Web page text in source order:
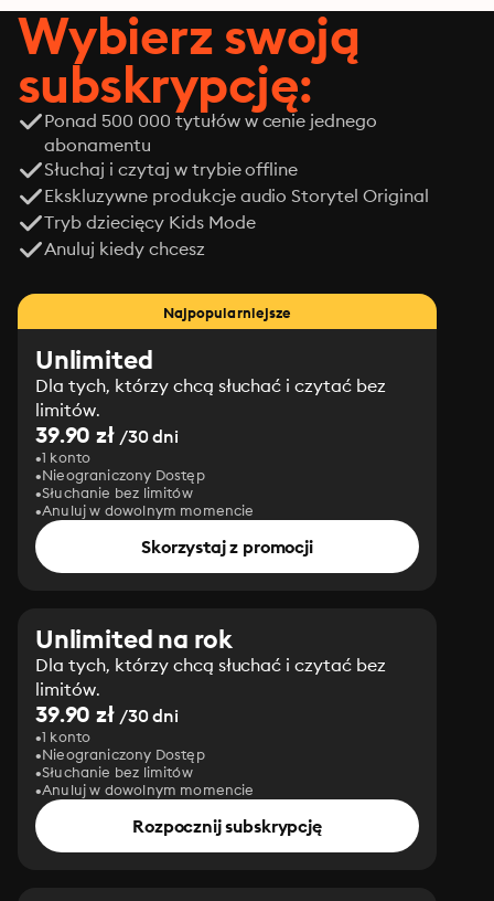
Wybierz swoją
subskrypcję:
Ponad 500 000 tytułów w cenie jednego
abonamentu
Słuchaj i czytaj w trybie offline
Ekskluzywne produkcje audio Storytel Original
Tryb dziecięcy Kids Mode
Anuluj kiedy chcesz
Najpopularniejsze
Unlimited
Dla tych, którzy chcą słuchać i czytać bez
limitów.
39.90 zł/30 dni
1 konto
Nieograniczony Dostęp
Słuchanie bez limitów
Anuluj w dowolnym momencie
Skorzystaj z promocji
Unlimited na rok
Dla tych, którzy chcą słuchać i czytać bez
limitów.
39.90 zł/30 dni
1 konto
Nieograniczony Dostęp
Słuchanie bez limitów
Anuluj w dowolnym momencie
Rozpocznij subskrypcję